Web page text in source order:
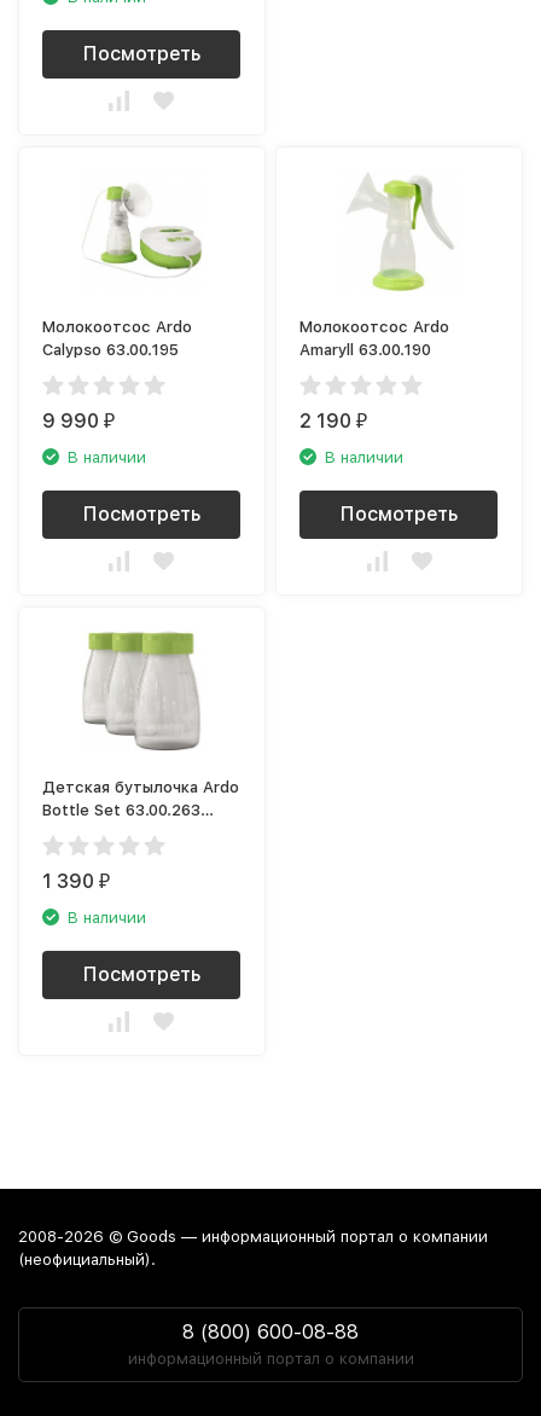
Посмотреть
Молокоотсос Ardo
Calypso 63.00.195
9 990₽
В наличии
Посмотреть
Молокоотсос Ardo
Amaryll 63.00.190
2 190₽
В наличии
Посмотреть
Детская бутылочка Ardo
Bottle Set 63.00.263
набор бутылочек
1 390₽
В наличии
Посмотреть
2008-2026 © Goods — информационный портал о компании
(неофициальный).
8 (800) 600-08-88
информационный портал о компании